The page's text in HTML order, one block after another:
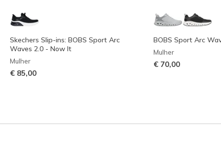
Skechers Slip-ins: BOBS Sport Arc
Waves 2.0 - Now It
Mulher
€ 85,00
BOBS Sport Arc
Mulher
€ 70,00